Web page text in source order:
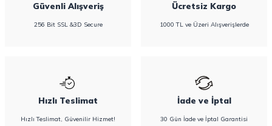
Güvenli Alışveriş
256 Bit SSL &3D Secure
Ücretsiz Kargo
1000 TL ve Üzeri Alışverişlerde
Hızlı Teslimat
Hızlı Teslimat, Güvenilir Hizmet!
İade ve İptal
30 Gün İade ve İptal Garantisi